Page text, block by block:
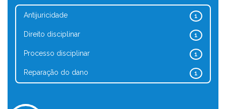
1
Antijuricidade
1
Direito disciplinar
1
Processo disciplinar
1
Reparação do dano